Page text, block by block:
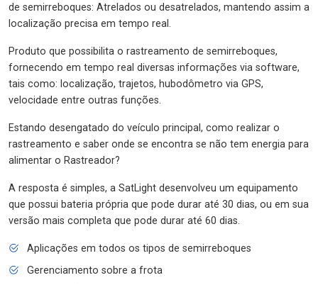
de semirreboques: Atrelados ou desatrelados, mantendo assim a
localização precisa em tempo real.
Produto que possibilita o rastreamento de semirreboques,
fornecendo em tempo real diversas informações via software,
tais como: localização, trajetos, hubodômetro via GPS,
velocidade entre outras funções.
Estando desengatado do veículo principal, como realizar o
rastreamento e saber onde se encontra se não tem energia para
alimentar o Rastreador?
A resposta é simples, a SatLight desenvolveu um equipamento
que possui bateria própria que pode durar até 30 dias, ou em sua
versão mais completa que pode durar até 60 dias.
Aplicações em todos os tipos de semirreboques
Gerenciamento sobre a frota